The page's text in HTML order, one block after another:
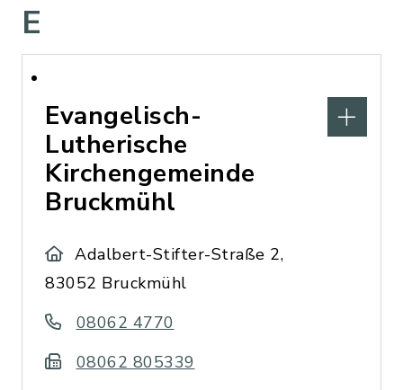
E
Evangelisch-
Lutherische
Kirchengemeinde
Bruckmühl
Adalbert-Stifter-Straße 2,
83052 Bruckmühl
08062 4770
08062 805339